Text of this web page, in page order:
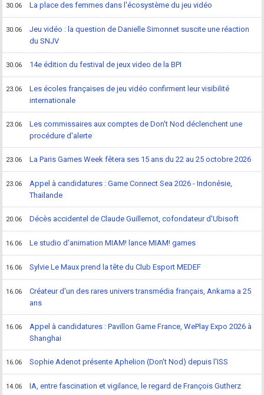
30.06 La place des femmes dans l'écosystème du jeu vidéo
30.06
Jeu vidéo : la question de Danielle Simonnet suscite une réaction
du SNJV
30.06 14e édition du festival de jeux video de la BPI
23.06
Les écoles françaises de jeu vidéo confirment leur visibilité
internationale
23.06
Les commissaires aux comptes de Don't Nod déclenchent une
procédure d'alerte
23.06 La Paris Games Week fêtera ses 15 ans du 22 au 25 octobre 2026
23.06
Appel à candidatures : Game Connect Sea 2026 - Indonésie,
Thaïlande
20.06 Décès accidentel de Claude Guillemot, cofondateur d'Ubisoft
16.06 Le studio d'animation MIAM! lance MIAM! games
16.06 Sylvie Le Maux prend la tête du Club Esport MEDEF
16.06
Créateur d'un des rares univers transmédia français, Ankama a 25
ans
16.06
Appel à candidatures : Pavillon Game France, WePlay Expo 2026 à
Shanghai
16.06 Sophie Adenot présente Aphelion (Don't Nod) depuis l'ISS
14.06 IA, entre fascination et vigilance, le regard de François Gutherz